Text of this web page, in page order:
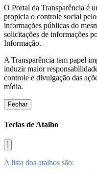
O Portal da Transparência é
propicia o controle social
informações públicas do
solicitações de informações
Informação.
A Transparência tem papel
induzir maior
controle e divulgação das
mídia.
Fechar
Teclas de Atalho
A lista dos atalhos são: